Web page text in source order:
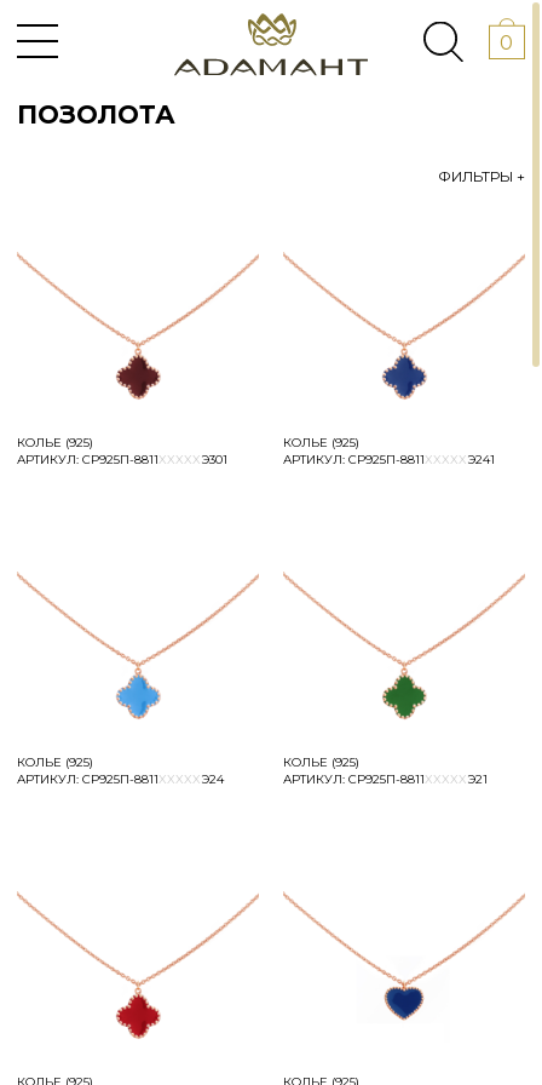
0
+
ПОЗОЛОТА
ФИЛЬТРЫ +
КОЛЬЕ (925)
АРТИКУЛ: СР925П-8811XXXXXЭ301
КОЛЬЕ (925)
АРТИКУЛ: СР925П-8811XXXXXЭ241
КОЛЬЕ (925)
АРТИКУЛ: СР925П-8811XXXXXЭ24
КОЛЬЕ (925)
АРТИКУЛ: СР925П-8811XXXXXЭ21